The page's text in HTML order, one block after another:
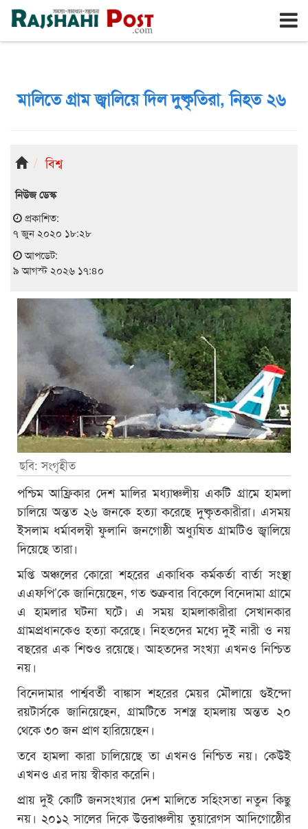
রাজশাহী রবিবার, ৯ই আগস্ট ২০২৬, ২৬শে শ্রাবণ ১৪৩৩
মালিতে গ্রাম জ্বালিয়ে দিল দুষ্কৃতিরা, নিহত ২৬
বিশ্ব
নিউজ ডেস্ক
প্রকাশিত:
৭ জুন ২০২০ ১৮:২৮
আপডেট:
৯ আগস্ট ২০২৬ ১৭:৪০
ছবি: সংগৃহীত
পশ্চিম আফ্রিকার দেশ মালির মধ্যাঞ্চলীয় একটি গ্রামে হামলা
চালিয়ে অন্তত ২৬ জনকে হত্যা করেছে দুষ্কৃতকারীরা। এসময়
ইসলাম ধর্মাবলম্বী ফুলানি জনগোষ্ঠী অধ্যুষিত গ্রামটিও জ্বালিয়ে
দিয়েছে তারা।
মপ্তি অঞ্চলের কোরো শহরের একাধিক কর্মকর্তা বার্তা সংস্থা
এএফপি’কে জানিয়েছেন, গত শুক্রবার বিকেলে বিনেদামা গ্রামে
এ হামলার ঘটনা ঘটে। এ সময় হামলাকারীরা সেখানকার
গ্রামপ্রধানকেও হত্যা করেছে। নিহতদের মধ্যে দুই নারী ও নয়
বছরের এক শিশুও রয়েছে। আহতদের সংখ্যা এখনও নিশ্চিত
নয়।
বিনেদামার পার্শ্ববর্তী বাঙ্কাস শহরের মেয়র মৌলায়ে গুইন্দো
রয়টার্সকে জানিয়েছেন, গ্রামটিতে সশস্ত্র হামলায় অন্তত ২০
থেকে ৩০ জন প্রাণ হারিয়েছেন।
তবে হামলা কারা চালিয়েছে তা এখনও নিশ্চিত নয়। কেউই
এখনও এর দায় স্বীকার করেনি।
প্রায় দুই কোটি জনসংখ্যার দেশ মালিতে সহিংসতা নতুন কিছু
নয়। ২০১২ সালের দিকে উত্তরাঞ্চলীয় তুয়ারেগস আদিগোষ্ঠেীর